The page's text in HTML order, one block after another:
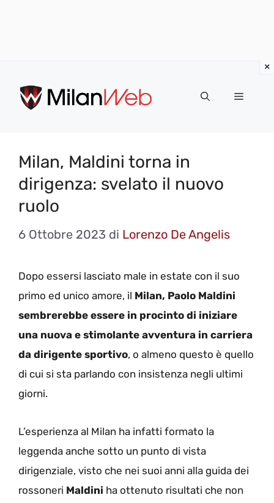
contenuto
MENU
Milan, Maldini torna in
dirigenza: svelato il nuovo
ruolo
6 Ottobre 2023 di Lorenzo De Angelis
Dopo essersi lasciato male in estate con il suo
primo ed unico amore, il Milan, Paolo Maldini
sembrerebbe essere in procinto di iniziare
una nuova e stimolante avventura in carriera
da dirigente sportivo, o almeno questo è quello
di cui si sta parlando con insistenza negli ultimi
giorni.
L’esperienza al Milan ha infatti formato la
leggenda anche sotto un punto di vista
dirigenziale, visto che nei suoi anni alla guida dei
rossoneri Maldini ha ottenuto risultati che non